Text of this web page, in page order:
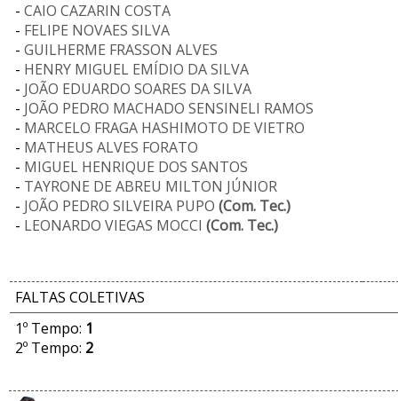
- CAIO CAZARIN COSTA
- FELIPE NOVAES SILVA
- GUILHERME FRASSON ALVES
- HENRY MIGUEL EMÍDIO DA SILVA
- JOÃO EDUARDO SOARES DA SILVA
- JOÃO PEDRO MACHADO SENSINELI RAMOS
- MARCELO FRAGA HASHIMOTO DE VIETRO
- MATHEUS ALVES FORATO
- MIGUEL HENRIQUE DOS SANTOS
- TAYRONE DE ABREU MILTON JÚNIOR
- JOÃO PEDRO SILVEIRA PUPO (Com. Tec.)
- LEONARDO VIEGAS MOCCI (Com. Tec.)
FALTAS COLETIVAS
1º Tempo: 1
2º Tempo: 2